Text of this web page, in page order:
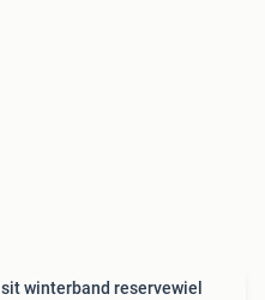
winterband reservewiel